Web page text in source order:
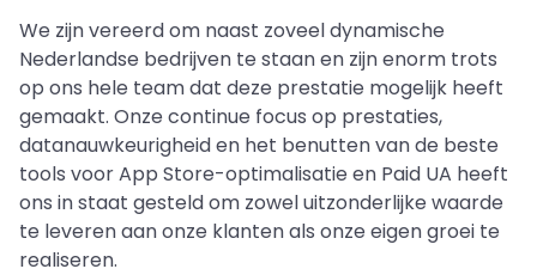
We zijn vereerd om naast zoveel dynamische
Nederlandse bedrijven te staan en zijn enorm trots
op ons hele team dat deze prestatie mogelijk heeft
gemaakt. Onze continue focus op prestaties,
datanauwkeurigheid en het benutten van de beste
tools voor App Store-optimalisatie en Paid UA heeft
ons in staat gesteld om zowel uitzonderlijke waarde
te leveren aan onze klanten als onze eigen groei te
realiseren.